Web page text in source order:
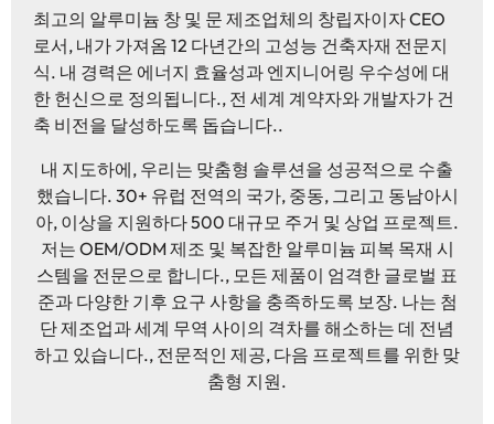
최고의 알루미늄 창 및 문 제조업체의 창립자이자 CEO
로서, 내가 가져옴 12 다년간의 고성능 건축자재 전문지
식. 내 경력은 에너지 효율성과 엔지니어링 우수성에 대
한 헌신으로 정의됩니다., 전 세계 계약자와 개발자가 건
축 비전을 달성하도록 돕습니다..
내 지도하에, 우리는 맞춤형 솔루션을 성공적으로 수출
했습니다. 30+ 유럽 ​​전역의 국가, 중동, 그리고 동남아시
아, 이상을 지원하다 500 대규모 주거 및 상업 프로젝트.
저는 OEM/ODM 제조 및 복잡한 알루미늄 피복 목재 시
스템을 전문으로 합니다., 모든 제품이 엄격한 글로벌 표
준과 다양한 기후 요구 사항을 충족하도록 보장. 나는 첨
단 제조업과 세계 무역 사이의 격차를 해소하는 데 전념
하고 있습니다., 전문적인 제공, 다음 프로젝트를 위한 맞
춤형 지원.